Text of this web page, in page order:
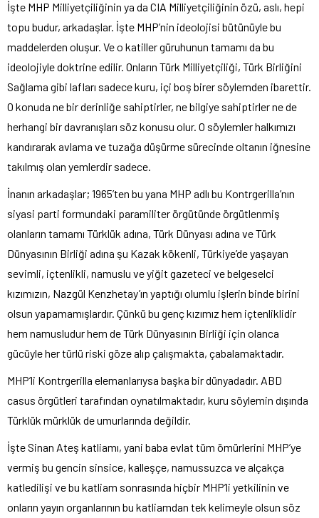
İşte MHP Milliyetçiliğinin ya da CIA Milliyetçiliğinin özü, aslı, hepi
topu budur, arkadaşlar. İşte MHP’nin ideolojisi bütünüyle bu
maddelerden oluşur. Ve o katiller güruhunun tamamı da bu
ideolojiyle doktrine edilir. Onların Türk Milliyetçiliği, Türk Birliğini
Sağlama gibi lafları sadece kuru, içi boş birer söylemden ibarettir.
O konuda ne bir derinliğe sahiptirler, ne bilgiye sahiptirler ne de
herhangi bir davranışları söz konusu olur. O söylemler halkımızı
kandırarak avlama ve tuzağa düşürme sürecinde oltanın iğnesine
takılmış olan yemlerdir sadece.
İnanın arkadaşlar; 1965’ten bu yana MHP adlı bu Kontrgerilla’nın
siyasi parti formundaki paramiliter örgütünde örgütlenmiş
olanların tamamı Türklük adına, Türk Dünyası adına ve Türk
Dünyasının Birliği adına şu Kazak kökenli, Türkiye’de yaşayan
sevimli, içtenlikli, namuslu ve yiğit gazeteci ve belgeselci
kızımızın, Nazgül Kenzhetay’ın yaptığı olumlu işlerin binde birini
olsun yapamamışlardır. Çünkü bu genç kızımız hem içtenliklidir
hem namusludur hem de Türk Dünyasının Birliği için olanca
gücüyle her türlü riski göze alıp çalışmakta, çabalamaktadır.
MHP’li Kontrgerilla elemanlarıysa başka bir dünyadadır. ABD
casus örgütleri tarafından oynatılmaktadır, kuru söylemin dışında
Türklük mürklük de umurlarında değildir.
İşte Sinan Ateş katliamı, yani baba evlat tüm ömürlerini MHP’ye
vermiş bu gencin sinsice, kalleşçe, namussuzca ve alçakça
katledilişi ve bu katliam sonrasında hiçbir MHP’li yetkilinin ve
onların yayın organlarının bu katliamdan tek kelimeyle olsun söz